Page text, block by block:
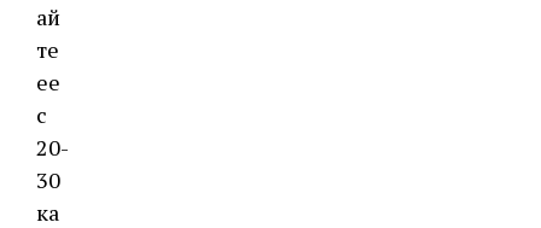
ай
те
ее
с
20-
30
ка